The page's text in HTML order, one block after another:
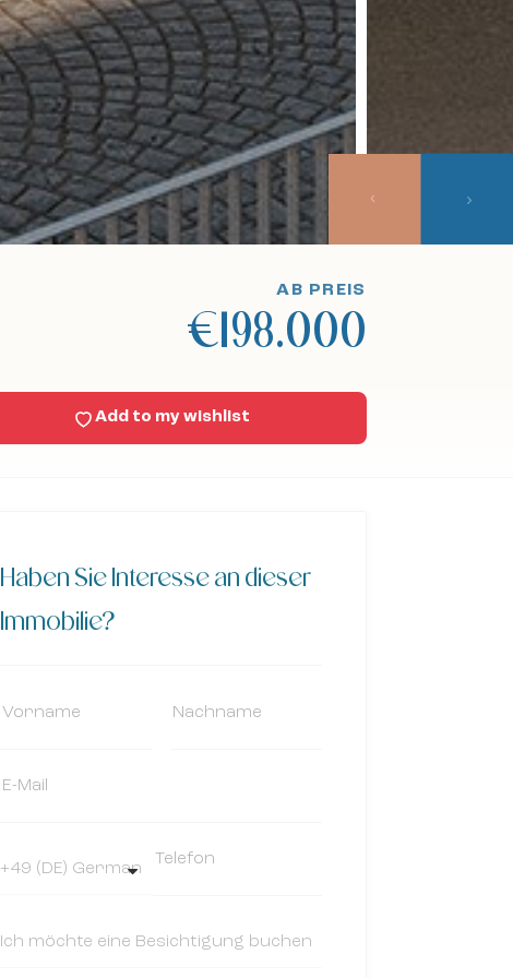
AB PREIS
€198.000
Add to my wishlist
Haben Sie Interesse an dieser
Immobilie?